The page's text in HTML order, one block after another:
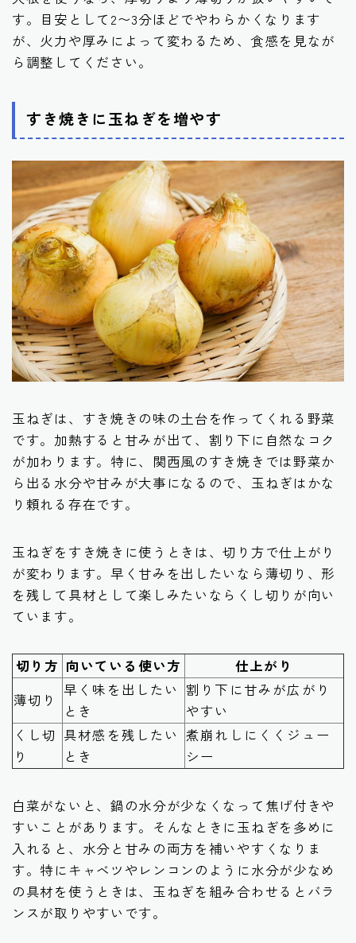
す。目安として2〜3分ほどでやわらかくなります
が、火力や厚みによって変わるため、食感を見なが
ら調整してください。
すき焼きに玉ねぎを増やす
玉ねぎは、すき焼きの味の土台を作ってくれる野菜
です。加熱すると甘みが出て、割り下に自然なコク
が加わります。特に、関西風のすき焼きでは野菜か
ら出る水分や甘みが大事になるので、玉ねぎはかな
り頼れる存在です。
玉ねぎをすき焼きに使うときは、切り方で仕上がり
が変わります。早く甘みを出したいなら薄切り、形
を残して具材として楽しみたいならくし切りが向い
ています。
切り方 向いている使い方
仕上がり
薄切り
早く味を出したい
とき
割り下に甘みが広がり
やすい
くし切
り
具材感を残したい
とき
煮崩れしにくくジュー
シー
白菜がないと、鍋の水分が少なくなって焦げ付きや
すいことがあります。そんなときに玉ねぎを多めに
入れると、水分と甘みの両方を補いやすくなりま
す。特にキャベツやレンコンのように水分が少なめ
の具材を使うときは、玉ねぎを組み合わせるとバラ
ンスが取りやすいです。